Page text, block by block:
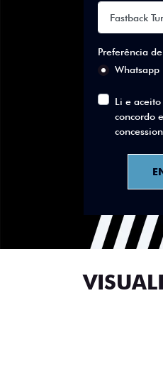
Preferência
Whatsapp
Li e aceito
concordo